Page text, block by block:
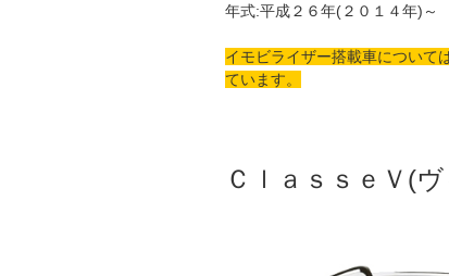
年式:平成２６年(２０１４年)～
イモビライザー搭載車について
ています。
ＣｌａｓｓｅＶ(